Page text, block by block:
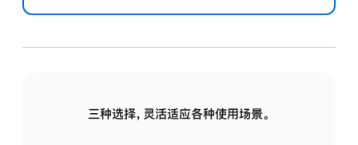
三种选择，灵活适应各种使用场景。